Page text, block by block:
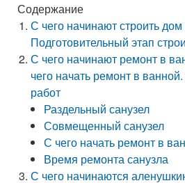
Содержание
С чего начинают строить дом
Подготовительный этап
С чего начинают ремонт в
чего начать ремонт в
работ
Раздельный санузел
Совмещенный санузел
С чего начать ремонт в
Время ремонта санузла
С чего начинаются